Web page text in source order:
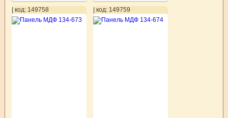
| код: 149758 | код: 149759